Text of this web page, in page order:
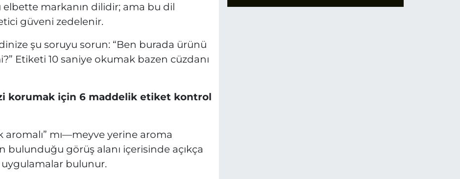
elbette markanın dilidir; ama bu dil
güveni zedelenir.
şu soruyu sorun: “Ben burada ürünü
Etiketi 10 saniye okumak bazen cüzdanı
korumak için 6 maddelik etiket kontrol
aromalı” mı—meyve yerine aroma
bulunduğu görüş alanı içerisinde açıkça
bulunur.
Liradan Satılıyor